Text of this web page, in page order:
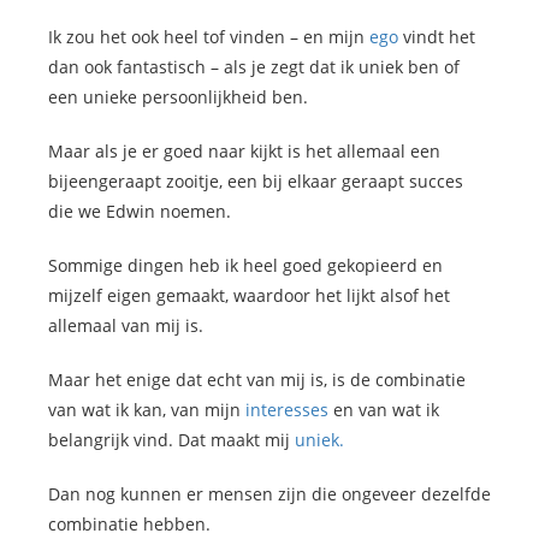
Ik zou het ook heel tof vinden – en mijn ego vindt het
dan ook fantastisch – als je zegt dat ik uniek ben of
een unieke persoonlijkheid ben.
Maar als je er goed naar kijkt is het allemaal een
bijeengeraapt zooitje, een bij elkaar geraapt succes
die we Edwin noemen.
Sommige dingen heb ik heel goed gekopieerd en
mijzelf eigen gemaakt, waardoor het lijkt alsof het
allemaal van mij is.
Maar het enige dat echt van mij is, is de combinatie
van wat ik kan, van mijn interesses en van wat ik
belangrijk vind. Dat maakt mij uniek.
Dan nog kunnen er mensen zijn die ongeveer dezelfde
combinatie hebben.